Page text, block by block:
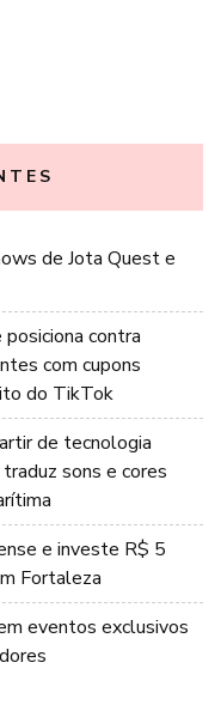
de Jota Quest e
posiciona contra
com cupons
do TikTok
de tecnologia
sons e cores
e investe R$ 5
Fortaleza
eventos exclusivos